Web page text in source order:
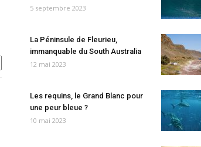
5 septembre 2023
La Péninsule de Fleurieu,
immanquable du South Australia
12 mai 2023
Les requins, le Grand Blanc pour
une peur bleue ?
10 mai 2023